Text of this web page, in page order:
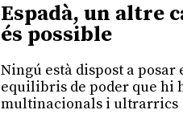
Espadà, un altre
és possible
Ningú està dispost a posar
equilibris de poder que hi
multinacionals i ultrarrics